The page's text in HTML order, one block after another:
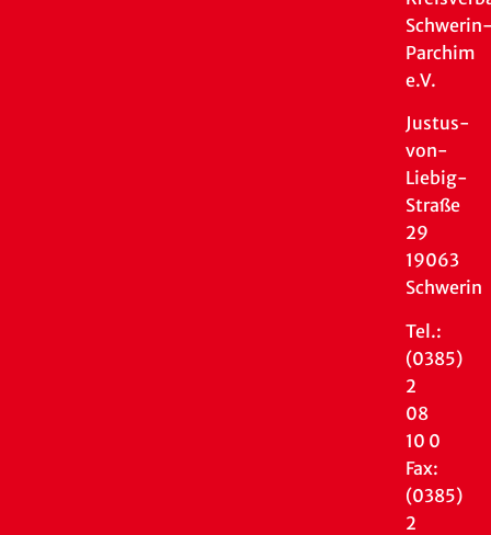
Parchim
e.V.
Justus-
von-
Liebig-
Straße
29
19063
Schwerin
Tel.:
(0385)
2
08
10 0
Fax:
(0385)
2